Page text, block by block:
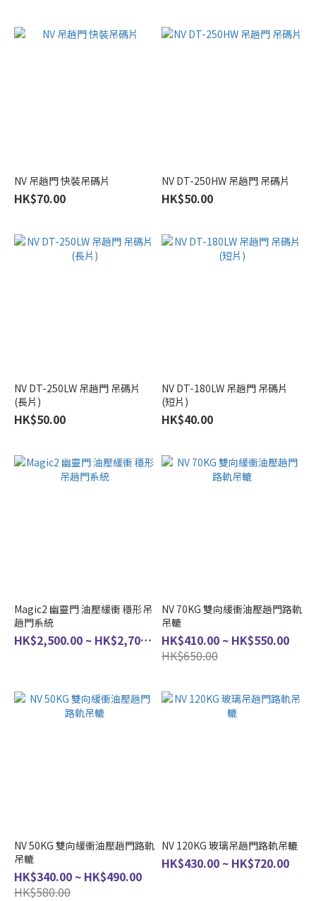
NV 吊趟門 快裝吊碼片
HK$70.00
NV DT-250HW 吊趟門 吊碼片
HK$50.00
NV DT-250LW 吊趟門 吊碼片
(長片)
HK$50.00
NV DT-180LW 吊趟門 吊碼片
(短片)
HK$40.00
Magic2 幽靈門 油壓緩衝 穩形吊
趟門系統
HK$2,500.00 ~ HK$2,700.00
NV 70KG 雙向緩衝油壓趟門路軌
吊轆
HK$410.00 ~ HK$550.00
HK$650.00
NV 50KG 雙向緩衝油壓趟門路軌
吊轆
HK$340.00 ~ HK$490.00
HK$580.00
NV 120KG 玻璃吊趟門路軌吊轆
HK$430.00 ~ HK$720.00